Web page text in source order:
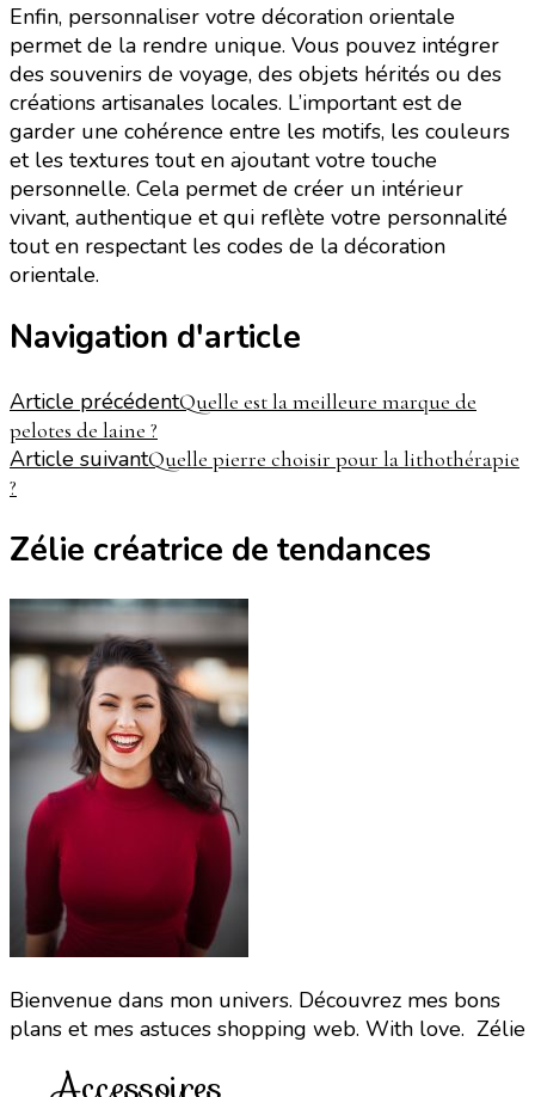
Enfin, personnaliser votre décoration orientale
permet de la rendre unique. Vous pouvez intégrer
des souvenirs de voyage, des objets hérités ou des
créations artisanales locales. L’important est de
garder une cohérence entre les motifs, les couleurs
et les textures tout en ajoutant votre touche
personnelle. Cela permet de créer un intérieur
vivant, authentique et qui reflète votre personnalité
tout en respectant les codes de la décoration
orientale.
Navigation d'article
Article précédentQuelle est la meilleure marque de
pelotes de laine ?
Article suivantQuelle pierre choisir pour la lithothérapie
?
Zélie créatrice de tendances
Bienvenue dans mon univers. Découvrez mes bons
plans et mes astuces shopping web. With love. Zélie